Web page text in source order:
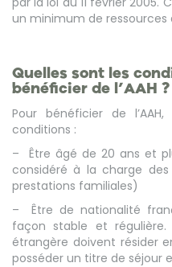
un minimum de ressources
Quelles sont les
bénéficier de l’AAH ?
Pour bénéficier de
conditions :
– Être âgé de 20 ans et
considéré à la charge
prestations familiales)
– Être de nationalité
façon stable et régulière.
étrangère doivent résider
posséder un titre de séjour